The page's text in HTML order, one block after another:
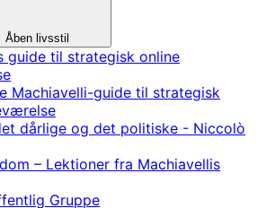
Åben livsstil
Machiavelli-guide til strategisk
– Lektioner fra Machiavellis